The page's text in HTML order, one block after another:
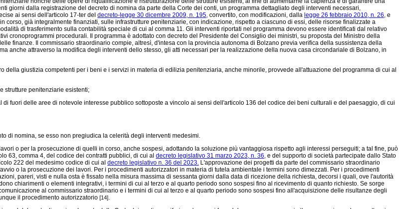
giorni dalla registrazione del decreto di nomina da parte della Corte dei conti, un programma dettagliato degli interventi necessari,
ai sensi dell'articolo 17-ter del decreto-legge 30 dicembre 2009, n. 195, convertito, con modificazioni, dalla legge 26 febbraio 2010, n. 26, e
già integralmente finanziati, sulle infrastrutture penitenziarie, con indicazione, rispetto a ciascuno di essi, delle risorse finalizzate a
di trasferimento sulla contabilità speciale di cui al comma 11. Gli interventi riportati nel programma devono essere identificati dal relativo
cronoprogrammi procedurali. Il programma è adottato con decreto del Presidente del Consiglio dei ministri, su proposta del Ministro della
finanze. Il commissario straordinario compie, altresì, d'intesa con la provincia autonoma di Bolzano previa verifica della sussistenza della
anche attraverso la modifica degli interventi dello stesso, gli atti necessari per la realizzazione della nuova casa circondariale di Bolzano, in
giustizia competenti per i beni e i servizi in materia di edilizia penitenziaria, anche minorile, provvede all'attuazione del programma di cui al
strutture penitenziarie esistenti;
delle aree di notevole interesse pubblico sottoposte a vincolo ai sensi dell'articolo 136 del codice dei beni culturali e del paesaggio, di cui
di nomina, se esso non pregiudica la celerità degli interventi medesimi.
o per la prosecuzione di quelli in corso, anche sospesi, adottando la soluzione più vantaggiosa rispetto agli interessi perseguiti; a tal fine, può
63, comma 4, del codice dei contratti pubblici, di cui al decreto legislativo 31 marzo 2023, n. 36, e del supporto di società partecipate dallo Stato
222 del medesimo codice di cui al decreto legislativo n. 36 del 2023. L'approvazione dei progetti da parte del commissario straordinario
o la prosecuzione dei lavori. Per i procedimenti autorizzatori in materia di tutela ambientale i termini sono dimezzati. Per i procedimenti
pareri, visti e nulla osta è fissato nella misura massima di sessanta giorni dalla data di ricezione della richiesta, decorsi i quali, ove l'autorità
chiarimenti o elementi integrativi, i termini di cui al terzo e al quarto periodo sono sospesi fino al ricevimento di quanto richiesto. Se sorge
al commissario straordinario e i termini di cui al terzo e al quarto periodo sono sospesi fino all'acquisizione delle risultanze degli
il procedimento autorizzatorio [14].